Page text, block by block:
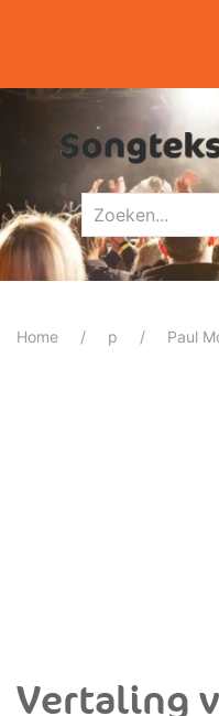
Home p Paul
Vertaling